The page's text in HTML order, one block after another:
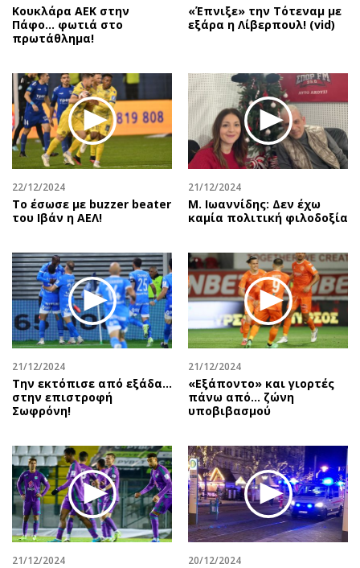
Κουκλάρα ΑΕΚ στην
Πάφο… φωτιά στο
πρωτάθλημα!
«Έπνιξε» την Τότεναμ με
εξάρα η Λίβερπουλ! (vid)
22/12/2024
Το έσωσε με buzzer beater
του Ιβάν η ΑΕΛ!
21/12/2024
Μ. Ιωαννίδης: Δεν έχω
καμία πολιτική φιλοδοξία
21/12/2024
Την εκτόπισε από εξάδα…
στην επιστροφή
Σωφρόνη!
21/12/2024
«Εξάποντο» και γιορτές
πάνω από… ζώνη
υποβιβασμού
21/12/2024 20/12/2024